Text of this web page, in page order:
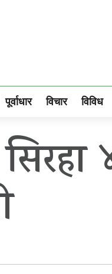
पूर्वाधार विचार विविध